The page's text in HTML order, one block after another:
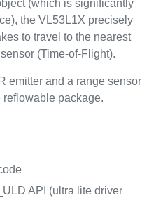
(which is significantly
the VL53L1X precisely
to travel to the nearest
(Time-of-Flight).
emitter and a range sensor
reflowable package.
API (ultra lite driver